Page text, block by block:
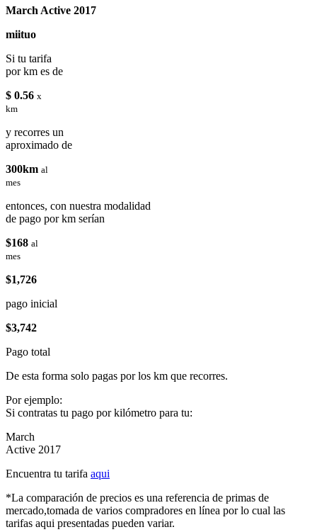
March Active 2017
miituo
Si tu tarifa
por km es de
$ 0.56 x
km
y recorres un
aproximado de
300km al
mes
entonces, con nuestra modalidad
de pago por km serían
$168 al
mes
$1,726
pago inicial
$3,742
Pago total
De esta forma solo pagas por los km que recorres.
Por ejemplo:
Si contratas tu pago por kilómetro para tu:
March
Active 2017
Encuentra tu tarifa aqui
*La comparación de precios es una referencia de primas de
mercado,tomada de varios compradores en línea por lo cual las
tarifas aqui presentadas pueden variar.